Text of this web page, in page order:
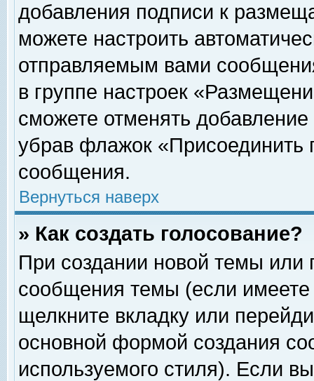
добавления подписи к
можете настроить
отправляемым вами
в группе настроек
сможете отменять
убрав флажок «Присоединить
сообщения.
Вернуться наверх
» Как создать голосование?
При создании новой темы или
сообщения темы (если
щелкните вкладку или
основной формой создания
используемого стиля). Если